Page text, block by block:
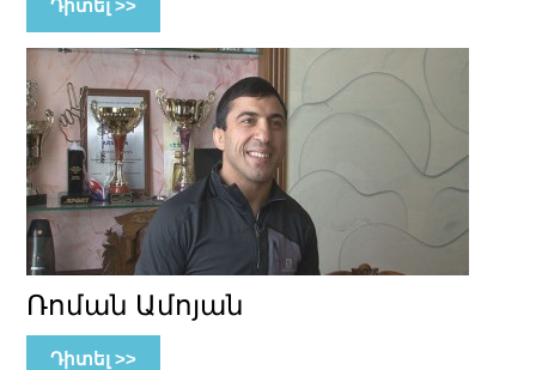
Դիտել >>
Ռոման Ամոյան
Դիտել >>